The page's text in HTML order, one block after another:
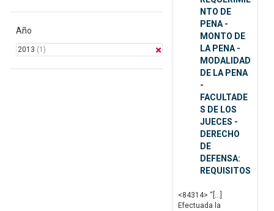
Año
2013 (1)
NTO DE
PENA -
MONTO DE
LA PENA -
MODALIDAD
DE LA PENA
-
FACULTADE
S DE LOS
JUECES -
DERECHO
DE
DEFENSA:
REQUISITOS
<84314> “[…]
Efectuada la